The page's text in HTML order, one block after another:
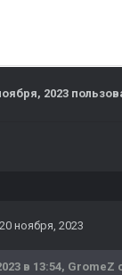
2023
20 ноября, 2023
в 13:54, GromeZ